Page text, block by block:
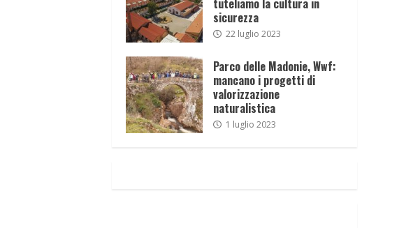
sicurezza
22 luglio 2023
Parco delle Madonie, Wwf:
mancano i progetti di
valorizzazione
naturalistica
1 luglio 2023